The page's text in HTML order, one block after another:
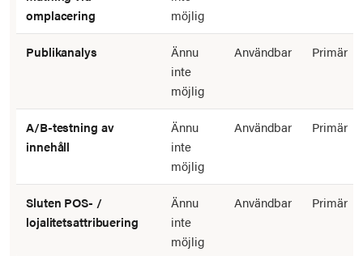
omplacering
möjlig
Publikanalys
Ännu
inte
möjlig
Användbar Primär
A/B-testning av
innehåll
Ännu
inte
möjlig
Användbar Primär
Sluten POS- /
lojalitetsattribuering
Ännu
inte
möjlig
Användbar Primär